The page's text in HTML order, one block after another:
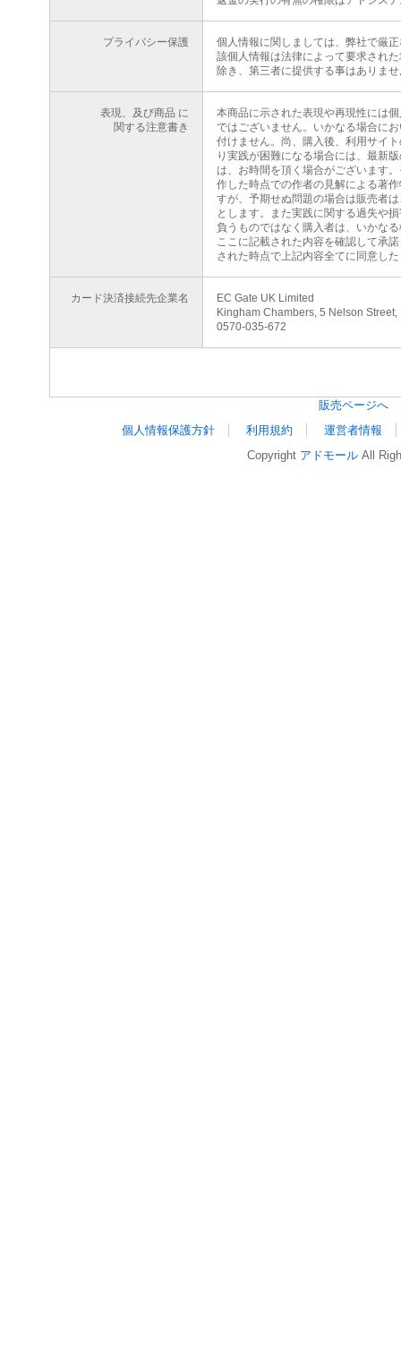
プライバシー保護
個人情報に関しましては、弊社で厳
該個人情報は法律によって要求され
除き、第三者に提供する事はありま
表現、及び商品 に
関する注意書き
本商品に示された表現や再現性には
ではございません。いかなる場合に
付けません。尚、購入後、利用サイ
り実践が困難になる場合には、最新
は、お時間を頂く場合がございます
作した時点での作者の見解による著
すが、予期せぬ問題の場合は販売者
とします。また実践に関する過失や
負うものではなく購入者は、いかな
ここに記載された内容を確認して承
された時点で上記内容全てに同意し
カード決済接続先企業名
EC Gate UK Limited
Kingham Chambers, 5 Nelson
0570-035-672
販売ページへ
個人情報保護方針
利用規約
運営者情報
Copyright アドモール All